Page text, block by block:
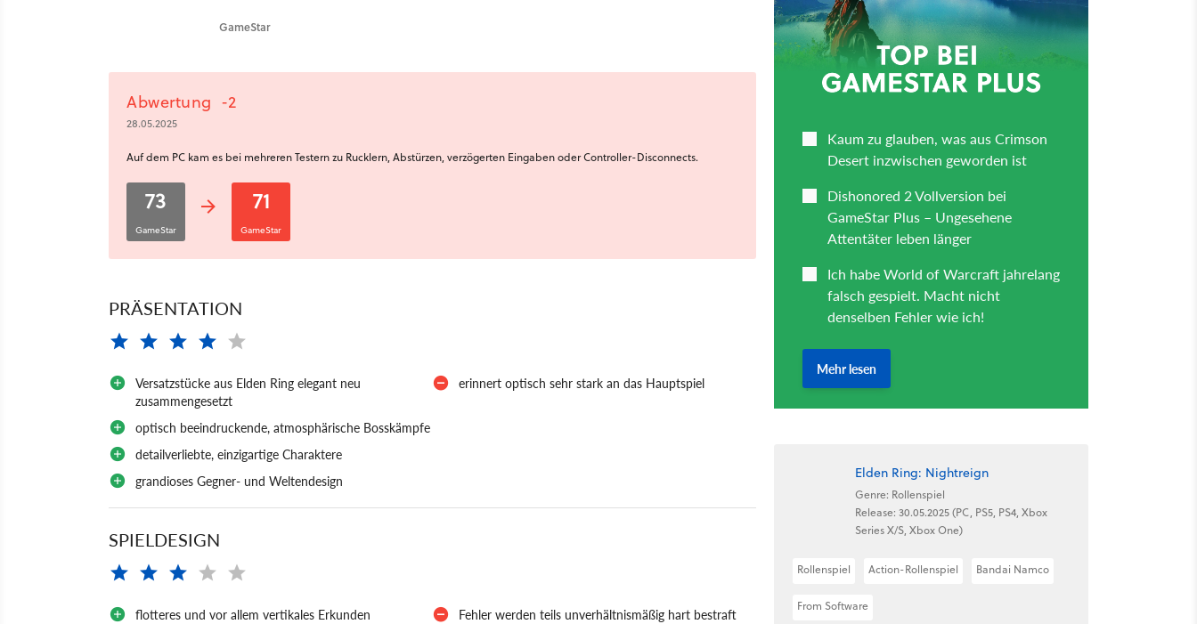
GameStar
Abwertung -2
28.05.2025
Auf dem PC kam es bei mehreren Testern zu Rucklern, Abstürzen, verzögerten Eingaben oder Controller-Disconnects.
73
GameStar
71
GameStar
PRÄSENTATION
Versatzstücke aus Elden Ring elegant neu
zusammengesetzt
optisch beeindruckende, atmosphärische Bosskämpfe
detailverliebte, einzigartige Charaktere
grandioses Gegner- und Weltendesign
erinnert optisch sehr stark an das Hauptspiel
SPIELDESIGN
flotteres und vor allem vertikales Erkunden
Fehler werden teils unverhältnismäßig hart bestraft
Elden Ring: Nightreign
Genre: Rollenspiel
Release: 30.05.2025 (PC, PS5, PS4, Xbox
Series X/S, Xbox One)
Rollenspiel Action-Rollenspiel Bandai Namco
From Software